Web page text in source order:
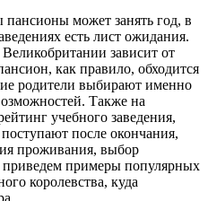
может занять год, в
есть лист ожидания.
зависит от
как правило, обходится
родители выбирают именно
Также на
учебного заведения,
после окончания,
проживания, выбор
примеры популярных
королевства, куда